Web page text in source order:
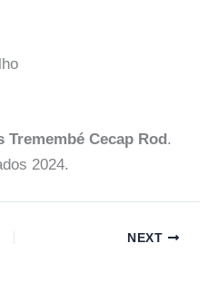
Cecap Rod.
2024.
NEXT